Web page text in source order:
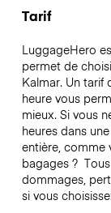
Tarif
LuggageHero
permet de
Kalmar. Un tarif
heure vous
mieux. Si vous
heures dans
entière, comme
bagages ?
dommages,
si vous